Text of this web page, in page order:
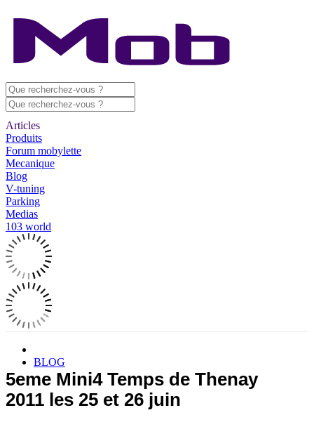
Articles
Produits
Forum mobylette
Mecanique
Blog
V-tuning
Parking
Medias
103 world
BLOG
5eme Mini4 Temps de Thenay
2011 les 25 et 26 juin